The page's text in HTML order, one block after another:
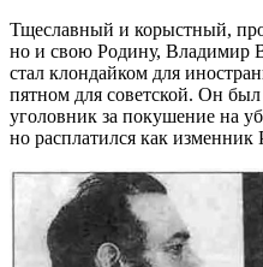
Тщеславный и корыстный,
но и свою Родину, Владимир
стал клондайком для
пятном для советской. Он
уголовник за покушение на
но расплатился как изменник